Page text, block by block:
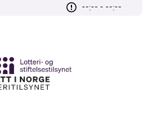
--:-- - --:--